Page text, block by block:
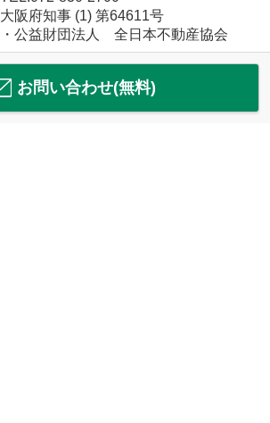
大阪府知事 (1) 第64611号
・公益財団法人 全日本不動産協会
お問い合わせ(無料)